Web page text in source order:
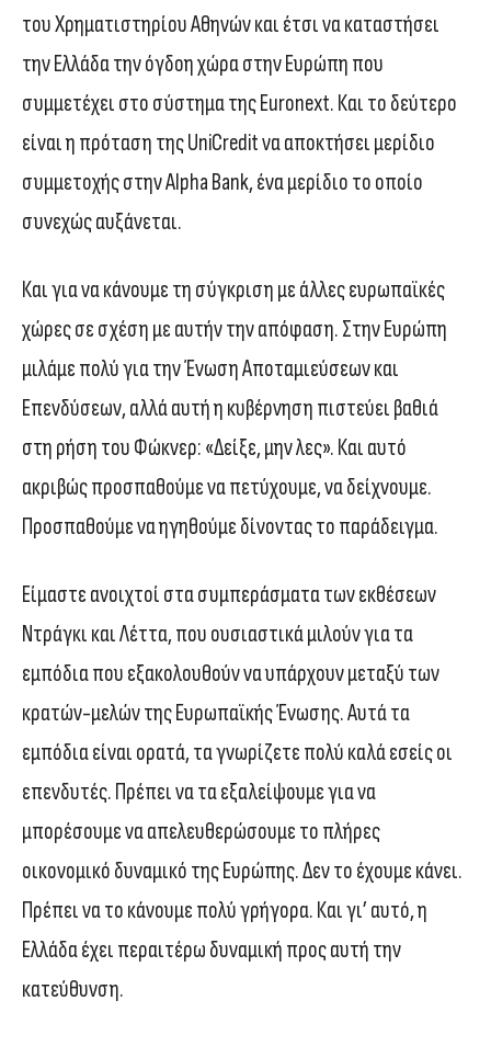
του Χρηματιστηρίου Αθηνών και έτσι να καταστήσει
την Ελλάδα την όγδοη χώρα στην Ευρώπη που
συμμετέχει στο σύστημα της Euronext. Και το δεύτερο
είναι η πρόταση της UniCredit να αποκτήσει μερίδιο
συμμετοχής στην Alpha Bank, ένα μερίδιο το οποίο
συνεχώς αυξάνεται.
Και για να κάνουμε τη σύγκριση με άλλες ευρωπαϊκές
χώρες σε σχέση με αυτήν την απόφαση. Στην Ευρώπη
μιλάμε πολύ για την Ένωση Αποταμιεύσεων και
Επενδύσεων, αλλά αυτή η κυβέρνηση πιστεύει βαθιά
στη ρήση του Φώκνερ: «Δείξε, μην λες». Και αυτό
ακριβώς προσπαθούμε να πετύχουμε, να δείχνουμε.
Προσπαθούμε να ηγηθούμε δίνοντας το παράδειγμα.
Είμαστε ανοιχτοί στα συμπεράσματα των εκθέσεων
Ντράγκι και Λέττα, που ουσιαστικά μιλούν για τα
εμπόδια που εξακολουθούν να υπάρχουν μεταξύ των
κρατών-μελών της Ευρωπαϊκής Ένωσης. Αυτά τα
εμπόδια είναι ορατά, τα γνωρίζετε πολύ καλά εσείς οι
επενδυτές. Πρέπει να τα εξαλείψουμε για να
μπορέσουμε να απελευθερώσουμε το πλήρες
οικονομικό δυναμικό της Ευρώπης. Δεν το έχουμε κάνει.
Πρέπει να το κάνουμε πολύ γρήγορα. Και γι’ αυτό, η
Ελλάδα έχει περαιτέρω δυναμική προς αυτή την
κατεύθυνση.